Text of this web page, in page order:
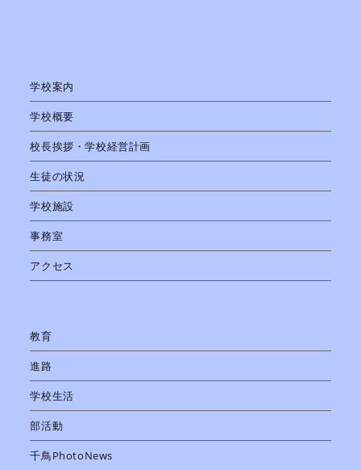
学校案内
学校概要
校長挨拶・学校経営計画
生徒の状況
学校施設
事務室
アクセス
教育
進路
学校生活
部活動
千鳥PhotoNews